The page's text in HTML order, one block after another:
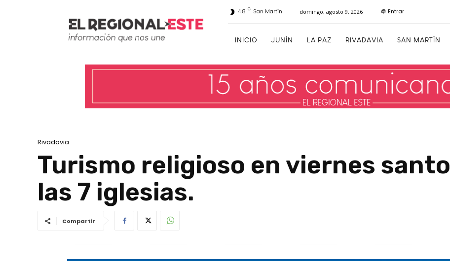
4.8 C San Martín domingo, agosto 9, 2026 Entrar
INICIO JUNÍN LA PAZ RIVADAVIA SAN MARTÍN
Rivadavia
Turismo religioso en viernes
las 7 iglesias.
Compartir